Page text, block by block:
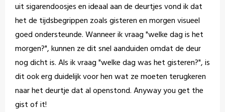
uit sigarendoosjes en ideaal aan de deurtjes vond ik dat
het de tijdsbegrippen zoals gisteren en morgen visueel
goed ondersteunde.Wanneer ik vraag "welke dag is het
morgen?", kunnen ze dit snel aanduiden omdat de deur
nog dicht is. Als ik vraag "welke dag was het gisteren?", is
dit ook erg duidelijk voor hen wat ze moeten terugkeren
naar het deurtje dat al openstond. Anyway you get the
gist of it!